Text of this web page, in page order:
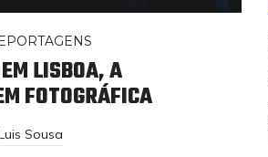
LISBOA, A
FOTOGRÁFICA
Sousa